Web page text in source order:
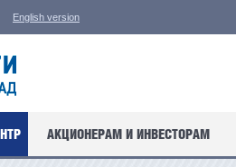
English version
АКЦИОНЕРАМ И ИНВЕСТОРАМ